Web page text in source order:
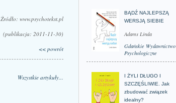
Źródło: www.psychotekst.pl
(publikacja: 2011-11-30)
<< powrót
Wszystkie artykuły...
BĄDŹ NAJLEPSZĄ
WERSJĄ SIEBIE
Adams Linda
Gdańskie Wydawnictwo
Psychologiczne
I ŻYLI DŁUGO I
SZCZĘŚLIWIE. Jak
zbudować związek
idealny?